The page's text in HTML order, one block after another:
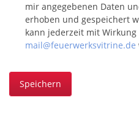
mir angegebenen Daten
erhoben und gespeichert
kann jederzeit mit
mail@feuerwerksvitrine.de
Speichern